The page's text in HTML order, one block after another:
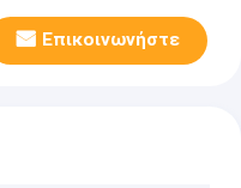
Επικοινωνήστε